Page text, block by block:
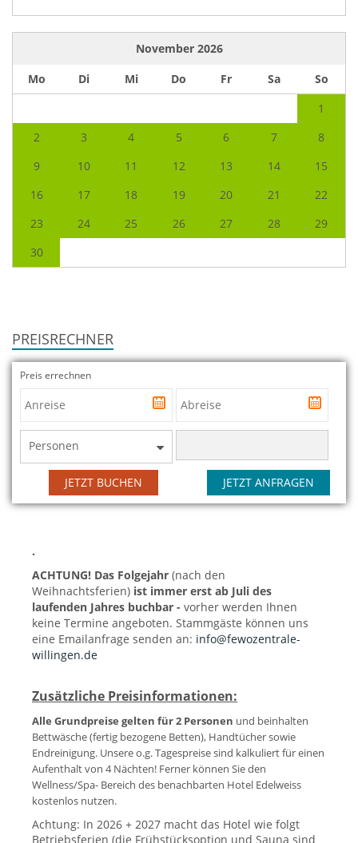
November 2026
Mo
Di Mi Do Fr Sa
So
1
2
3 4 5 6 7
8
9
10 11 12 13 14
15
16
17 18 19 20 21
22
23
24 25 26 27 28
29
30
PREISRECHNER
Preis errechnen
Personen
JETZT ANFRAGEN
JETZT BUCHEN
.
ACHTUNG! Das Folgejahr (nach den
Weihnachtsferien) ist immer erst ab Juli des
laufenden Jahres buchbar - vorher werden Ihnen
keine Termine angeboten. Stammgäste können uns
eine Emailanfrage senden an: info@fewozentrale-
willingen.de
Zusätzliche Preisinformationen:
Alle Grundpreise gelten für 2 Personen und beinhalten
Bettwäsche (fertig bezogene Betten), Handtücher sowie
Endreinigung. Unsere o.g. Tagespreise sind kalkuliert für einen
Aufenthalt von 4 Nächten! Ferner können Sie den
Wellness/Spa- Bereich des benachbarten Hotel Edelweiss
kostenlos nutzen.
Achtung: In 2026 + 2027 macht das Hotel wie folgt
Betriebsferien (die Frühstücksoption und Sauna sind